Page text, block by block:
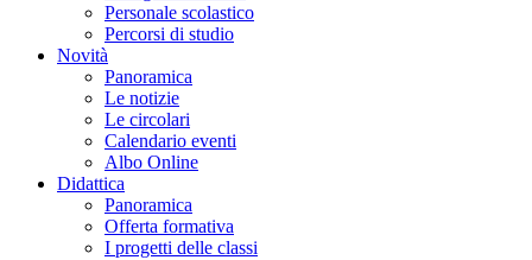
Personale scolastico
Percorsi di studio
Novità
Panoramica
Le notizie
Le circolari
Calendario eventi
Albo Online
Didattica
Panoramica
Offerta formativa
I progetti delle classi